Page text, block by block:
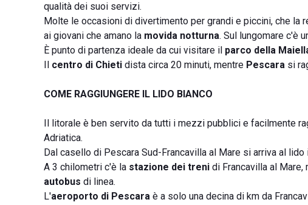
qualità dei suoi servizi.
Molte le occasioni di divertimento per grandi e piccini, che la
ai giovani che amano la movida notturna. Sul lungomare c'è
È punto di partenza ideale da cui visitare il parco della
Il centro di Chieti dista circa 20 minuti, mentre Pescara si
COME RAGGIUNGERE IL LIDO BIANCO
Il litorale è ben servito da tutti i mezzi pubblici e facilmente
Adriatica.
Dal casello di Pescara Sud-Francavilla al Mare si arriva al lido
A 3 chilometri c'è la stazione dei treni di Francavilla al
autobus di linea.
L'aeroporto di Pescara è a solo una decina di km da